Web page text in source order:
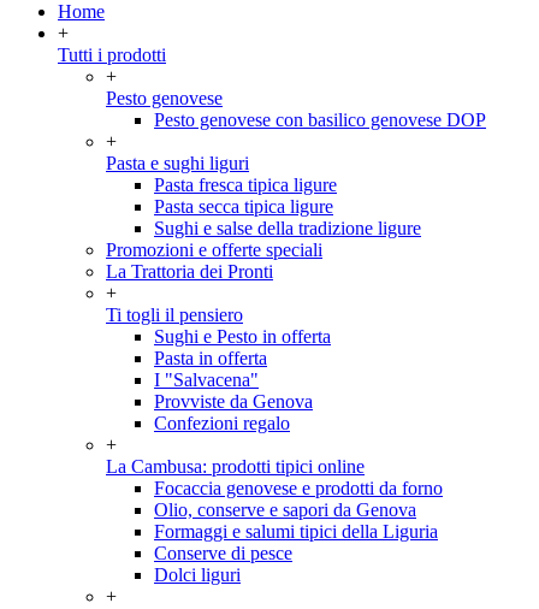
Home
+
Tutti i prodotti
+
Pesto genovese
Pesto genovese con basilico genovese DOP
+
Pasta e sughi liguri
Pasta fresca tipica ligure
Pasta secca tipica ligure
Sughi e salse della tradizione ligure
Promozioni e offerte speciali
La Trattoria dei Pronti
+
Ti togli il pensiero
Sughi e Pesto in offerta
Pasta in offerta
I "Salvacena"
Provviste da Genova
Confezioni regalo
+
La Cambusa: prodotti tipici online
Focaccia genovese e prodotti da forno
Olio, conserve e sapori da Genova
Formaggi e salumi tipici della Liguria
Conserve di pesce
Dolci liguri
+